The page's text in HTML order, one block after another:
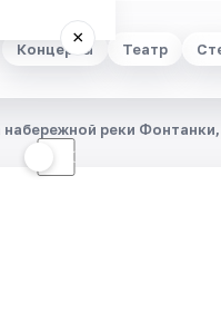
Концерты Театр
×
☾
набережной реки Фонтанки,